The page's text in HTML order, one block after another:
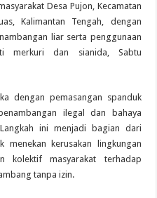
Desa Pujon, Kecamatan
Kalimantan Tengah, dengan
liar serta penggunaan
merkuri dan sianida, Sabtu
dengan pemasangan spanduk
ilegal dan bahaya
ini menjadi bagian dari
menekan kerusakan lingkungan
kolektif masyarakat terhadap
tanpa izin.